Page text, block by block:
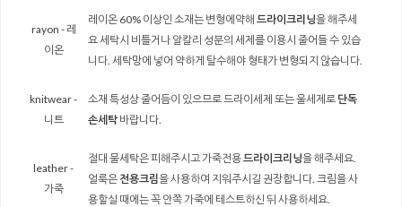
rayon - 레
이온
레이온 60% 이상인 소재는 변형에약해 드라이크리닝을 해주세
요 세탁시 비틀거나 알칼리 성분의 세제를 이용시 줄어들 수 있습
니다. 세탁망에 넣어 약하게 탈수해야 형태가 변형되지 않습니다.
knitwear -
니트
소재 특성상 줄어듬이 있으므로 드라이세제 또는 울세제로 단독
손세탁 바랍니다.
leather -
가죽
절대 물세탁은 피해주시고 가죽전용드라이크리닝을 해주세요.
얼룩은 전용크림을 사용하여 지워주시길 권장합니다. 크림을 사
용할실 때에는 꼭 안쪽 가죽에 테스트하신 뒤 사용하세요.